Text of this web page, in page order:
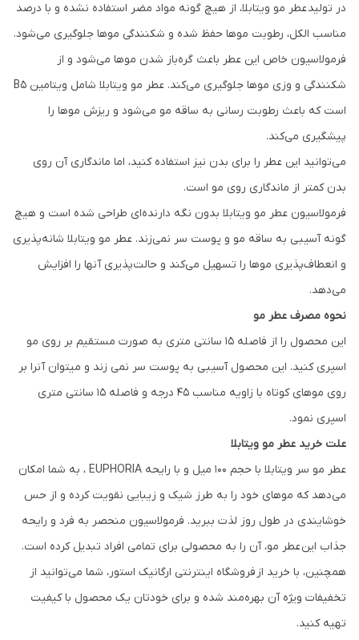
در تولید عطر مو ویتابلا، از هیچ گونه مواد مضر استفاده نشده و با درصد
مناسب الکل، رطوبت موها حفظ شده و شکنندگی موها جلوگیری می‌شود.
فرمولاسیون خاص این عطر باعث گره‌باز شدن موها می‌شود و از
شکنندگی و وزی موها جلوگیری می‌کند. عطر مو ویتابلا شامل ویتامین B5
است که باعث رطوبت رسانی به ساقه مو می‌شود و ریزش موها را
پیشگیری می‌کند.
می‌توانید این عطر را برای بدن نیز استفاده کنید، اما ماندگاری آن روی
بدن کمتر از ماندگاری روی مو است.
فرمولاسیون عطر مو ویتابلا بدون نگه دارنده‌ای طراحی شده است و هیچ
گونه آسیبی به ساقه مو و پوست سر نمی‌زند. عطر مو ویتابلا شانه‌پذیری
و انعطاف‌پذیری موها را تسهیل می‌کند و حالت‌پذیری آنها را افزایش
می‌دهد.
نحوه مصرف عطر مو
این محصول را از فاصله ۱۵ سانتی متری به صورت مستقیم بر روی مو
اسپری کنید. این محصول آسیبی به پوست سر نمی زند و میتوان آنرا بر
روی موهای کوتاه با زاویه مناسب ۴۵ درجه و فاصله ۱۵ سانتی متری
اسپری نمود.
علت خرید عطر مو ویتابلا
عطر مو سر ویتابلا با حجم ۱۰۰ میل و با رایحه EUPHORIA ، به شما امکان
می‌دهد که موهای خود را به طرز شیک و زیبایی نقویت کرده و از حس
خوشایندی در طول روز لذت ببرید. فرمولاسیون منحصر به فرد و رایحه
جذاب این عطر مو، آن را به محصولی برای تمامی افراد تبدیل کرده است.
همچنین، با خرید از فروشگاه اینترنتی ارگانیک استور، شما می‌توانید از
تخفیفات ویژه آن بهره‌مند شده و برای خودتان یک محصول با کیفیت
تهیه کنید.